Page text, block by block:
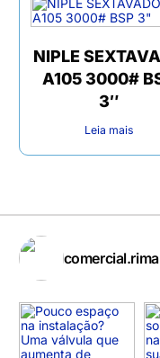
NIPLE
A105 3000#
3″
Leia mais